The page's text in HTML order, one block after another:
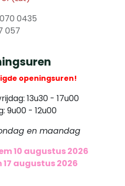
0435
057
openingsuren!
13u30 - 17u00
9u00 - 12u00
en maandag
10 augustus 2026
17 augustus 2026